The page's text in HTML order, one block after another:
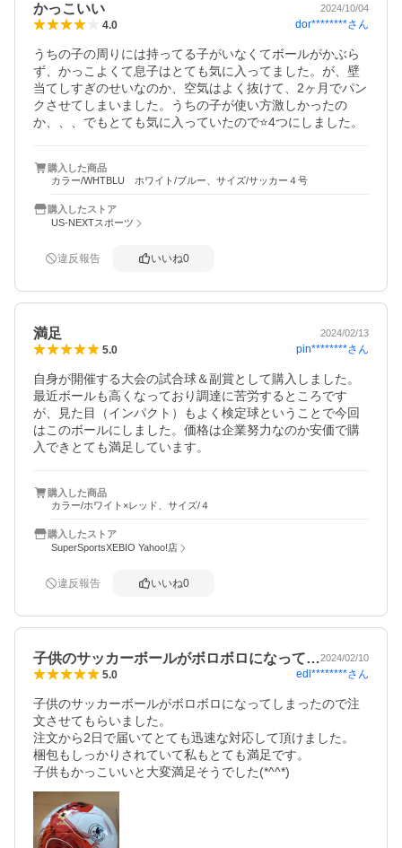
かっこいい 2024/10/04
4.0 dor********さん
うちの子の周りには持ってる子がいなくてボールがかぶら
ず、かっこよくて息子はとても気に入ってました。が、壁
当てしすぎのせいなのか、空気はよく抜けて、2ヶ月でパン
クさせてしまいました。うちの子が使い方激しかったの
か、、、でもとても気に入っていたので⭐️4つにしました。
購入した商品
カラー/WHTBLU ホワイト/ブルー、サイズ/サッカー４号
購入したストア
US-NEXTスポーツ
違反報告 いいね0
満足 2024/02/13
5.0 pin********さん
自身が開催する大会の試合球＆副賞として購入しました。
最近ボールも高くなっており調達に苦労するところです
が、見た目（インパクト）もよく検定球ということで今回
はこのボールにしました。価格は企業努力なのか安価で購
入できとても満足しています。
購入した商品
カラー/ホワイト×レッド、サイズ/４
購入したストア
SuperSportsXEBIO Yahoo!店
違反報告 いいね0
子供のサッカーボールがボロボロになって…2024/02/10
5.0 edl********さん
子供のサッカーボールがボロボロになってしまったので注
文させてもらいました。
注文から2日で届いてとても迅速な対応して頂けました。
梱包もしっかりされていて私もとても満足です。
子供もかっこいいと大変満足そうでした(*^^*)